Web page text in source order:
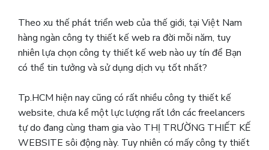
Theo xu thế phát triển web của thế giới, tại Việt Nam
hàng ngàn công ty thiết kế web ra đời mỗi năm, tuy
nhiên lựa chọn công ty thiết kế web nào uy tín để Bạn
có thể tin tưởng và sử dụng dịch vụ tốt nhất?
Tp.HCM hiện nay cũng có rất nhiều công ty thiết kế
website, chưa kể một lực lượng rất lớn các freelancers
tự do đang cùng tham gia vào THỊ TRƯỜNG THIẾT KẾ
WEBSITE sôi động này. Tuy nhiên có mấy công ty thiết